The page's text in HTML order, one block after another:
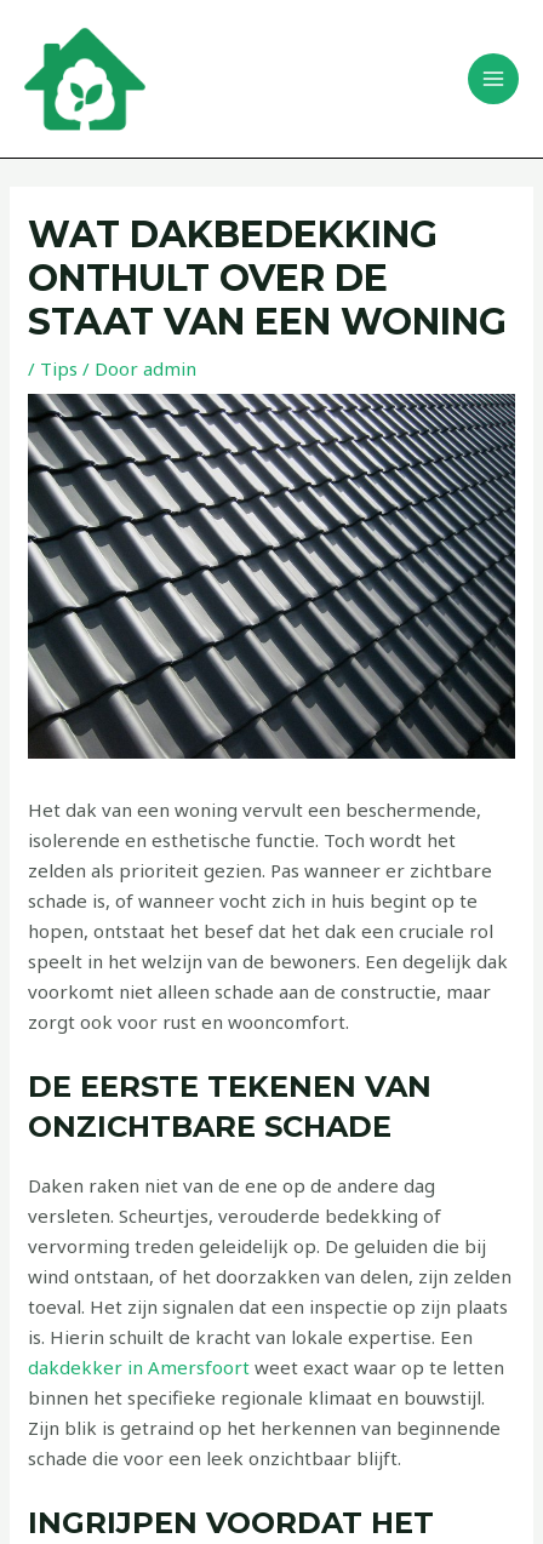
inhoud
Zoeken
WAT DAKBEDEKKING
ONTHULT OVER DE
STAAT VAN EEN WONING
/ Tips / Dooradmin
Het dak van een woning vervult een beschermende,
isolerende en esthetische functie. Toch wordt het
zelden als prioriteit gezien. Pas wanneer er zichtbare
schade is, of wanneer vocht zich in huis begint op te
hopen, ontstaat het besef dat het dak een cruciale rol
speelt in het welzijn van de bewoners. Een degelijk dak
voorkomt niet alleen schade aan de constructie, maar
zorgt ook voor rust en wooncomfort.
DE EERSTE TEKENEN VAN
ONZICHTBARE SCHADE
Daken raken niet van de ene op de andere dag
versleten. Scheurtjes, verouderde bedekking of
vervorming treden geleidelijk op. De geluiden die bij
wind ontstaan, of het doorzakken van delen, zijn zelden
toeval. Het zijn signalen dat een inspectie op zijn plaats
is. Hierin schuilt de kracht van lokale expertise. Een
dakdekker in Amersfoort weet exact waar op te letten
binnen het specifieke regionale klimaat en bouwstijl.
Zijn blik is getraind op het herkennen van beginnende
schade die voor een leek onzichtbaar blijft.
INGRIJPEN VOORDAT HET
navigatie